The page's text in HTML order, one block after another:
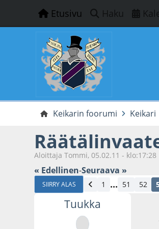
Etusivu Haku
Keikarin foorumi Keikari
Aloittaja Tommi, 05.02.11 - klo:17:28
« Edellinen-Seuraava »
SIIRRY ALAS 1 ... 51 52
Tuukka